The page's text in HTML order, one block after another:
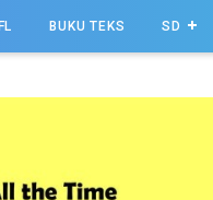
BUKU TEKS SD